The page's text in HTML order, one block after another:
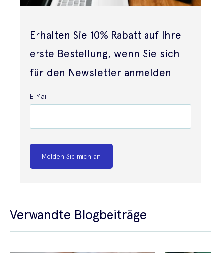
Erhalten Sie 10% Rabatt auf Ihre
erste Bestellung, wenn Sie sich
für den Newsletter anmelden
E-Mail
Melden Sie mich an
Verwandte Blogbeiträge